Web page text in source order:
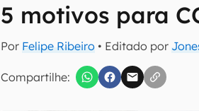
5 motivos para
Por Felipe Ribeiro • Editado por
Compartilhe:
Seu resumo
Assine a newsletter do